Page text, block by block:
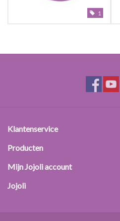
1
Klantenservice
Producten
Mijn Jojoli account
Jojoli